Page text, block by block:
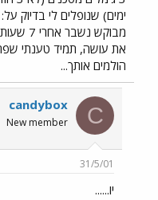
מבוקש
את עושה, תמיד טענתי
הולמים אותך...
C
candybox
New member
31/5/01
יו......